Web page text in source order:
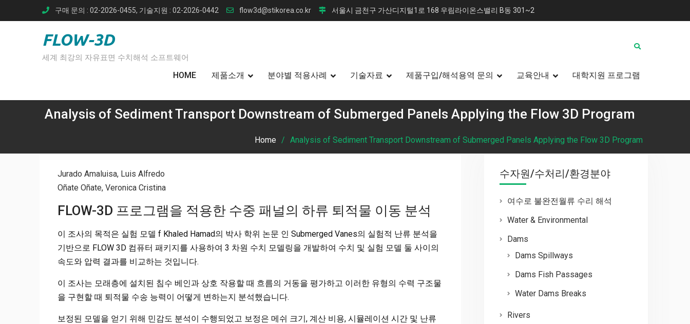
to
구매 문의 : 02-2026-0455, 기술지원 : 02-2026-0442 flow3d@stikorea.co.kr 서울시 금천구 가산디지털1로 168 우림라이온스밸리 B동 301~2
FLOW-3D
세계 최강의 자유표면 수치해석 소프트웨어
HOME 제품소개 분야별 적용사례 기술자료 제품구입/해석용역 문의 교육안내 대학지원 프로그램
Analysis of Sediment Transport Downstream of Submerged Panels Applying the Flow 3D Program
Home Analysis of Sediment Transport Downstream of Submerged Panels Applying the Flow 3D Program
Jurado Amaluisa, Luis Alfredo
Oñate Oñate, Veronica Cristina
FLOW-3D 프로그램을 적용한 수중 패널의 하류 퇴적물 이동 분석
이 조사의 목적은 실험 모델 f Khaled Hamad의 박사 학위 논문 인 Submerged Vanes의 실험적 난류 분석을
기반으로 FLOW 3D 컴퓨터 패키지를 사용하여 3 차원 수치 모델링을 개발하여 수치 및 실험 모델 둘 사이의
속도와 압력 결과를 비교하는 것입니다.
이 조사는 모래층에 설치된 침수 베인과 상호 작용할 때 흐름의 거동을 평가하고 이러한 유형의 수력 구조물
을 구현할 때 퇴적물 수송 능력이 어떻게 변하는지 분석했습니다.
보정된 모델을 얻기 위해 민감도 분석이 수행되었고 보정은 메쉬 크기, 계산 비용, 시뮬레이션 시간 및 난류
수자원/수처리/환경분야
여수로 불완전월류 수리 해석
Water & Environmental
Dams
Dams Spillways
Dams Fish Passages
Water Dams Breaks
Rivers